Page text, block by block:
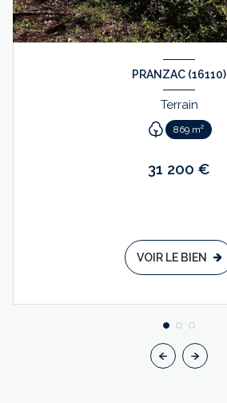
PRANZAC (16110)
Terrain
869 m²
31 200 €
VOIR LE BIEN